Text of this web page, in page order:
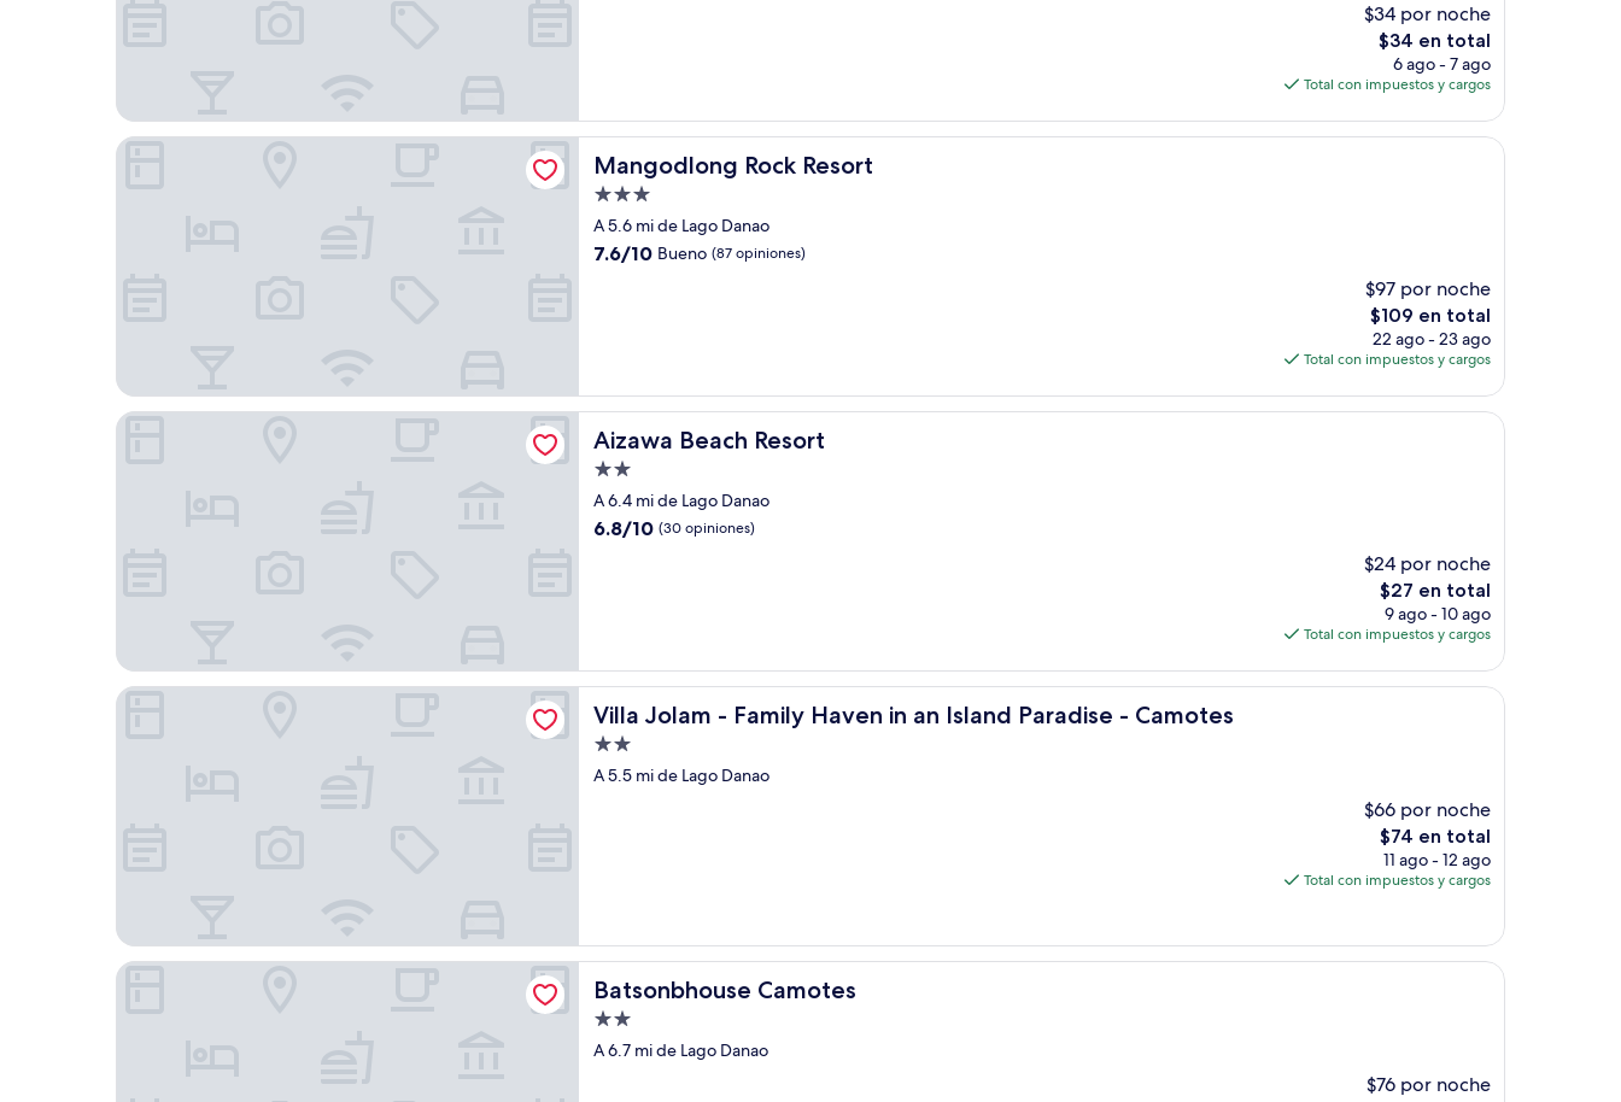
$34 por noche
El
precio
actual
de
$34 en total
6 ago - 7 ago
Total con impuestos y cargos
Mangodlong Rock Resort
Mangodlong Rock Resort
Propiedad
de
3.0
A 5.6 mi de Lago Danao
7.6
7.6/10 Bueno (87 opiniones)
$97 por noche
El
precio
actual
de
$109 en total
22 ago - 23 ago
Total con impuestos y cargos
Mangodlong Rock Resort
Aizawa Beach Resort
Aizawa Beach Resort
Propiedad
de
2.0
A 6.4 mi de Lago Danao
6.8
6.8/10 (30 opiniones)
$24 por noche
El
precio
actual
de
$27 en total
9 ago - 10 ago
Total con impuestos y cargos
Aizawa Beach Resort
Villa Jolam - Family Haven in an Island Paradise - Camotes
Villa Jolam - Family Haven in an Island Paradise - Camotes
Propiedad
de
A 5.5 mi de Lago Danao
$66 por noche
El
precio
actual
$74
$74 en total
11 ago - 12 ago
Total con impuestos y cargos
Villa Jolam - Family Haven in an Island Paradise - Camotes
Batsonbhouse Camotes
Batsonbhouse Camotes
Propiedad
de
A 6.7 mi de Lago Danao
$76 por noche
Batsonbhouse Camotes